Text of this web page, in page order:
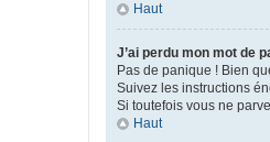
Haut
J’ai perdu mon mot de
Pas de panique ! Bien
Suivez les instructions
Si toutefois vous ne
Haut